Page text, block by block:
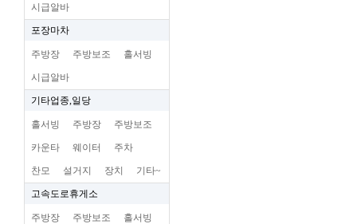
시급알바
포장마차
주방장 주방보조 홀서빙
시급알바
기타업종,일당
홀서빙 주방장 주방보조
카운타 웨이터 주차
찬모 설거지 장치 기타~
고속도로휴게소
주방장 주방보조 홀서빙